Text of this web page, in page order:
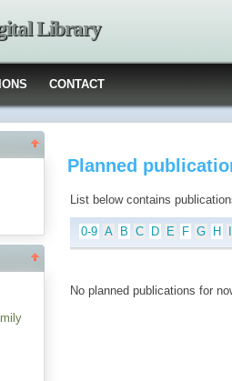
Library
CONTACT
Planned
List below contains
0-9 A B C D E F G H
No planned publications for